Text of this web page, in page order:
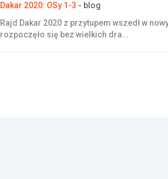
Dakar 2020: OSy 1-3 - blog
Rajd Dakar 2020 z przytupem wszedł w
rozpoczęło się bez wielkich dra...